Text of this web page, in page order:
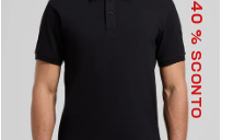
40
% SCONTO